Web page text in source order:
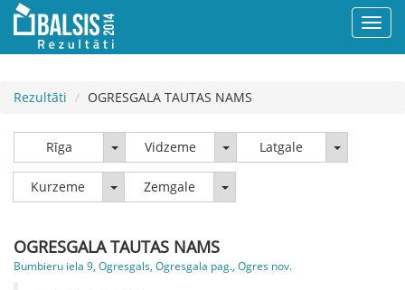
Rezultāti OGRESGALA TAUTAS NAMS
Rīga Rīga Vidzeme VidzemeLatgale Latgale
Kurzeme KurzemeZemgale Zemgale
OGRESGALA TAUTAS NAMS
Bumbieru iela 9, Ogresgals, Ogresgala pag., Ogres nov.